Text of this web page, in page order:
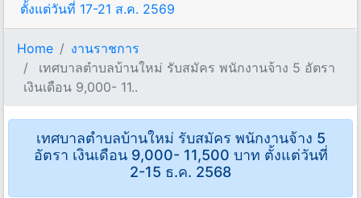
ตั้งแต่วันที่ 17-21 ส.ค. 2569
Home
งานราชการ
เทศบาลตําบลบ้านใหม่ รับสมัคร พนักงานจ้าง 5 อัตรา
เงินเดือน 9,000- 11..
เทศบาลตําบลบ้านใหม่ รับสมัคร พนักงานจ้าง 5
อัตรา เงินเดือน 9,000- 11,500 บาท ตั้งแต่วันที่
2-15 ธ.ค. 2568